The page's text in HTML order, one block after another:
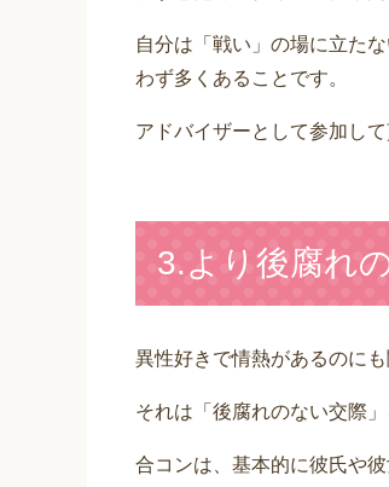
自分は「戦い」の場に立た
わず多くあることです。
アドバイザーとして参加し
3.より後腐れ
異性好きで情熱があるのに
それは「後腐れのない交際」
合コンは、基本的に彼氏や